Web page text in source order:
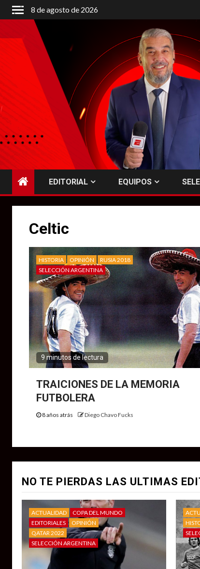
Saltar
al
8 de agosto de 2026
EDITORIAL EQUIPOS
Celtic
HISTORIA OPINIÓN
RUSIA 2018
SELECCIÓN ARGENTINA
9 minutos de lectura
TRAICIONES DE LA MEMORIA
FUTBOLERA
8 años atrás Diego Chavo Fucks
NO TE PIERDAS LAS ULTIMAS
ACTUALIDAD
COPA DEL MUNDO
EDITORIALES
OPINIÓN
QATAR 2022
SELECCIÓN ARGENTINA